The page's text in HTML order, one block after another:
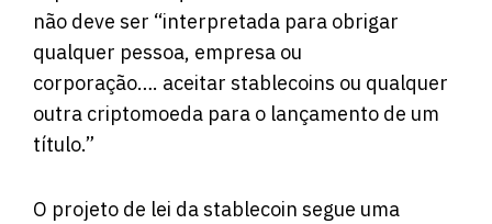
não deve ser “interpretada para obrigar
qualquer pessoa, empresa ou
corporação…. aceitar stablecoins ou qualquer
outra criptomoeda para o lançamento de um
título.”
O projeto de lei da stablecoin segue uma